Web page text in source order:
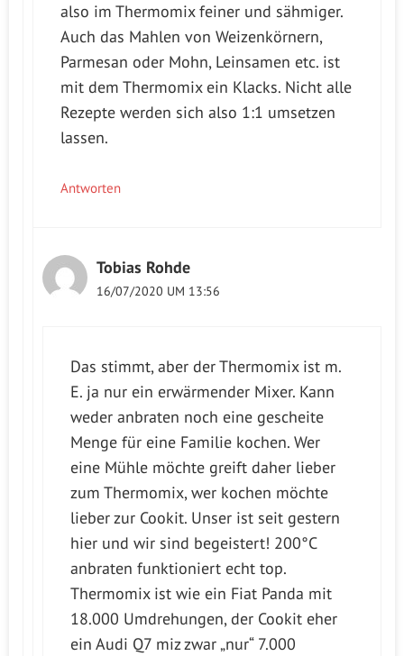
also im Thermomix feiner und sähmiger.
Auch das Mahlen von Weizenkörnern,
Parmesan oder Mohn, Leinsamen etc. ist
mit dem Thermomix ein Klacks. Nicht alle
Rezepte werden sich also 1:1 umsetzen
lassen.
Antworten
Tobias Rohde
16/07/2020 UM 13:56
Das stimmt, aber der Thermomix ist m.
E. ja nur ein erwärmender Mixer. Kann
weder anbraten noch eine gescheite
Menge für eine Familie kochen. Wer
eine Mühle möchte greift daher lieber
zum Thermomix, wer kochen möchte
lieber zur Cookit. Unser ist seit gestern
hier und wir sind begeistert! 200°C
anbraten funktioniert echt top.
Thermomix ist wie ein Fiat Panda mit
18.000 Umdrehungen, der Cookit eher
ein Audi Q7 miz zwar „nur“ 7.000